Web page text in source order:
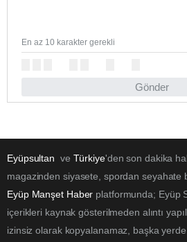
Gönder
En az 10 karakter gerekli
Eyüpsultan ve Türkiye'den son dakika
magazinden siyasete, spordan seyahate
Eyüp Manşet Haber platformunda; Eyüp
içerikleri kaynak gösterilmeden alıntı
izinsiz olarak kopyalanamaz, başka yerde